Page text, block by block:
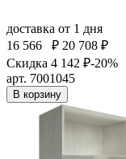
доставка от 1 дня
16 566
₽ 20 708 ₽
Скидка 4 142 ₽-20%
арт. 7001045
В корзину